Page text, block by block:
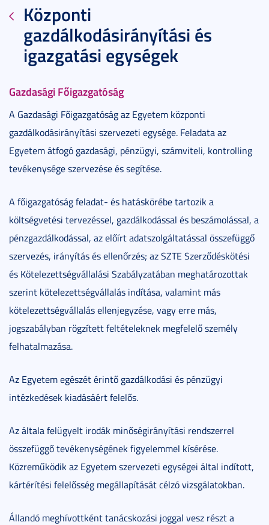
Központi
gazdálkodásirányítási és
igazgatási egységek
Gazdasági Főigazgatóság
A Gazdasági Főigazgatóság az Egyetem központi
gazdálkodásirányítási szervezeti egysége. Feladata az
Egyetem átfogó gazdasági, pénzügyi, számviteli, kontrolling
tevékenysége szervezése és segítése.
A főigazgatóság feladat- és hatáskörébe tartozik a
költségvetési tervezéssel, gazdálkodással és beszámolással, a
pénzgazdálkodással, az előírt adatszolgáltatással összefüggő
szervezés, irányítás és ellenőrzés; az SZTE Szerződéskötési
és Kötelezettségvállalási Szabályzatában meghatározottak
szerint kötelezettségvállalás indítása, valamint más
kötelezettségvállalás ellenjegyzése, vagy erre más,
jogszabályban rögzített feltételeknek megfelelő személy
felhatalmazása.
Az Egyetem egészét érintő gazdálkodási és pénzügyi
intézkedések kiadásáért felelős.
Az általa felügyelt irodák minőségirányítási rendszerrel
összefüggő tevékenységének figyelemmel kísérése.
Közreműködik az Egyetem szervezeti egységei által indított,
kártérítési felelősség megállapítását célzó vizsgálatokban.
Állandó meghívottként tanácskozási joggal vesz részt a